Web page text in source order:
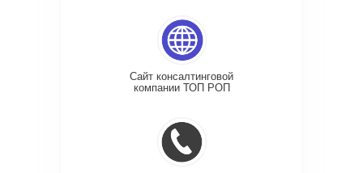
Сайт консалтинговой
компании ТОП РОП